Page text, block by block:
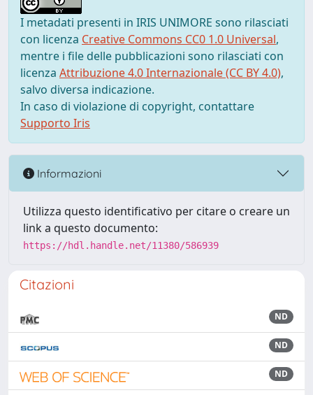
I metadati presenti in IRIS UNIMORE sono rilasciati
con licenza Creative Commons CC0 1.0 Universal,
mentre i file delle pubblicazioni sono rilasciati con
licenza Attribuzione 4.0 Internazionale (CC BY 4.0),
salvo diversa indicazione.
In caso di violazione di copyright, contattare
Supporto Iris
Informazioni
Utilizza questo identificativo per citare o creare un
link a questo documento:
https://hdl.handle.net/11380/586939
Citazioni
ND
ND
ND